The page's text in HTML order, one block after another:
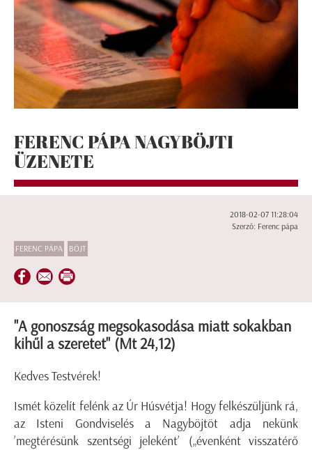
FERENC PÁPA NAGYBÖJTI
ÜZENETE
2018-02-07 11:28:04
Szerző: Ferenc pápa
FERENC PÁPA BÖJT
"A gonoszság megsokasodása miatt sokakban
kihűl a szeretet" (Mt 24,12)
Kedves Testvérek!
Ismét közelít felénk az Úr Húsvétja! Hogy felkészüljünk rá,
az Isteni Gondviselés a Nagyböjtöt adja nekünk
’megtérésünk szentségi jeleként’ („évenként visszatérő